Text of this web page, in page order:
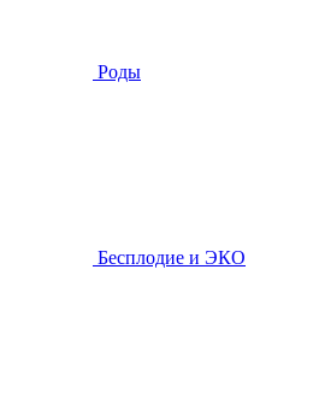
Роды
Бесплодие и ЭКО